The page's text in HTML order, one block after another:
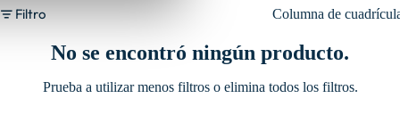
Filtro Columna de
No se encontró ningún producto.
Prueba a utilizar menos filtros o elimina todos los filtros.